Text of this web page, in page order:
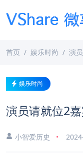
首页 娱乐时尚 演
娱乐时尚
演员请就位2
小智爱历史